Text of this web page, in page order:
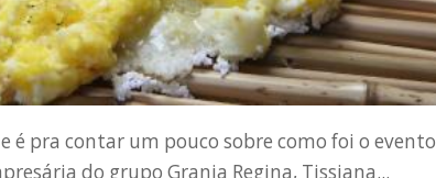
é pra contar um pouco sobre como foi o evento
do grupo Granja Regina, Tissiana...